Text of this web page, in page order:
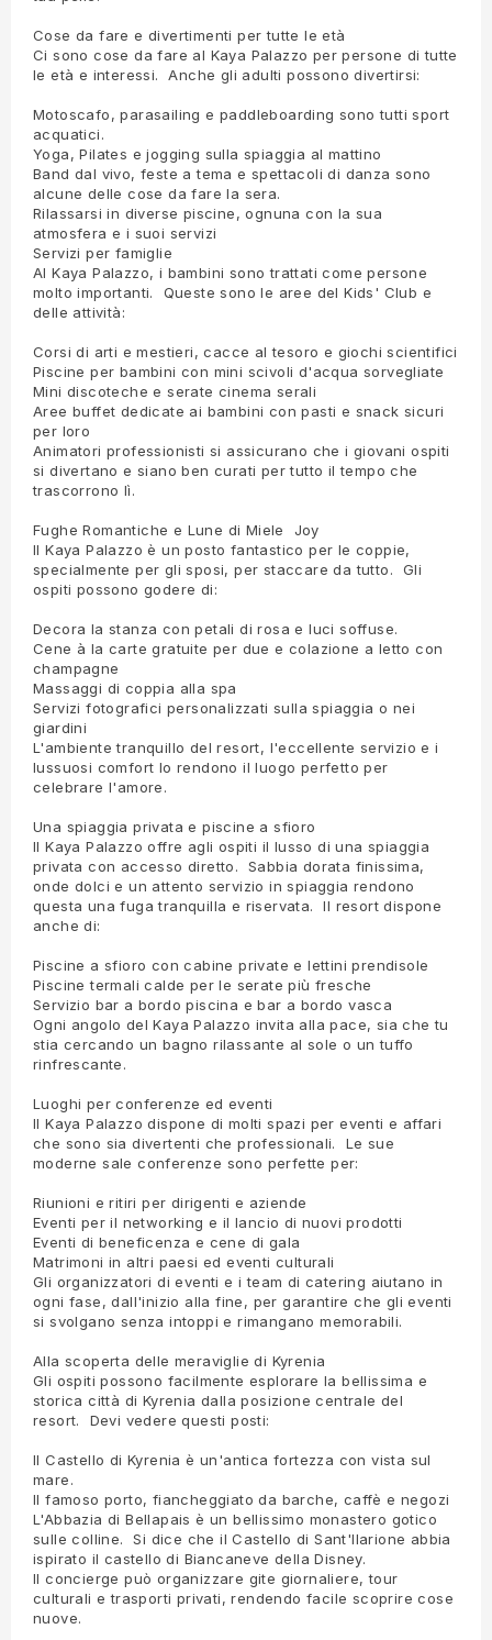
Cose da fare e divertimenti per tutte le età
Ci sono cose da fare al Kaya Palazzo per persone di tutte
le età e interessi. Anche gli adulti possono divertirsi:
Motoscafo, parasailing e paddleboarding sono tutti sport
acquatici.
Yoga, Pilates e jogging sulla spiaggia al mattino
Band dal vivo, feste a tema e spettacoli di danza sono
alcune delle cose da fare la sera.
Rilassarsi in diverse piscine, ognuna con la sua
atmosfera e i suoi servizi
Servizi per famiglie
Al Kaya Palazzo, i bambini sono trattati come persone
molto importanti. Queste sono le aree del Kids' Club e
delle attività:
Corsi di arti e mestieri, cacce al tesoro e giochi scientifici
Piscine per bambini con mini scivoli d'acqua sorvegliate
Mini discoteche e serate cinema serali
Aree buffet dedicate ai bambini con pasti e snack sicuri
per loro
Animatori professionisti si assicurano che i giovani ospiti
si divertano e siano ben curati per tutto il tempo che
trascorrono lì.
Fughe Romantiche e Lune di Miele Joy
Il Kaya Palazzo è un posto fantastico per le coppie,
specialmente per gli sposi, per staccare da tutto. Gli
ospiti possono godere di:
Decora la stanza con petali di rosa e luci soffuse.
Cene à la carte gratuite per due e colazione a letto con
champagne
Massaggi di coppia alla spa
Servizi fotografici personalizzati sulla spiaggia o nei
giardini
L'ambiente tranquillo del resort, l'eccellente servizio e i
lussuosi comfort lo rendono il luogo perfetto per
celebrare l'amore.
Una spiaggia privata e piscine a sfioro
Il Kaya Palazzo offre agli ospiti il lusso di una spiaggia
privata con accesso diretto. Sabbia dorata finissima,
onde dolci e un attento servizio in spiaggia rendono
questa una fuga tranquilla e riservata. Il resort dispone
anche di:
Piscine a sfioro con cabine private e lettini prendisole
Piscine termali calde per le serate più fresche
Servizio bar a bordo piscina e bar a bordo vasca
Ogni angolo del Kaya Palazzo invita alla pace, sia che tu
stia cercando un bagno rilassante al sole o un tuffo
rinfrescante.
Luoghi per conferenze ed eventi
Il Kaya Palazzo dispone di molti spazi per eventi e affari
che sono sia divertenti che professionali. Le sue
moderne sale conferenze sono perfette per:
Riunioni e ritiri per dirigenti e aziende
Eventi per il networking e il lancio di nuovi prodotti
Eventi di beneficenza e cene di gala
Matrimoni in altri paesi ed eventi culturali
Gli organizzatori di eventi e i team di catering aiutano in
ogni fase, dall'inizio alla fine, per garantire che gli eventi
si svolgano senza intoppi e rimangano memorabili.
Alla scoperta delle meraviglie di Kyrenia
Gli ospiti possono facilmente esplorare la bellissima e
storica città di Kyrenia dalla posizione centrale del
resort. Devi vedere questi posti:
Il Castello di Kyrenia è un'antica fortezza con vista sul
mare.
Il famoso porto, fiancheggiato da barche, caffè e negozi
L'Abbazia di Bellapais è un bellissimo monastero gotico
sulle colline. Si dice che il Castello di Sant'Ilarione abbia
ispirato il castello di Biancaneve della Disney.
Il concierge può organizzare gite giornaliere, tour
culturali e trasporti privati, rendendo facile scoprire cose
nuove.